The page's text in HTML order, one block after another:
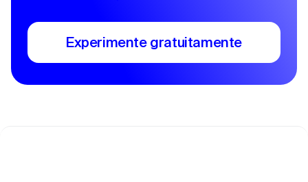
Experimente gratuitamente